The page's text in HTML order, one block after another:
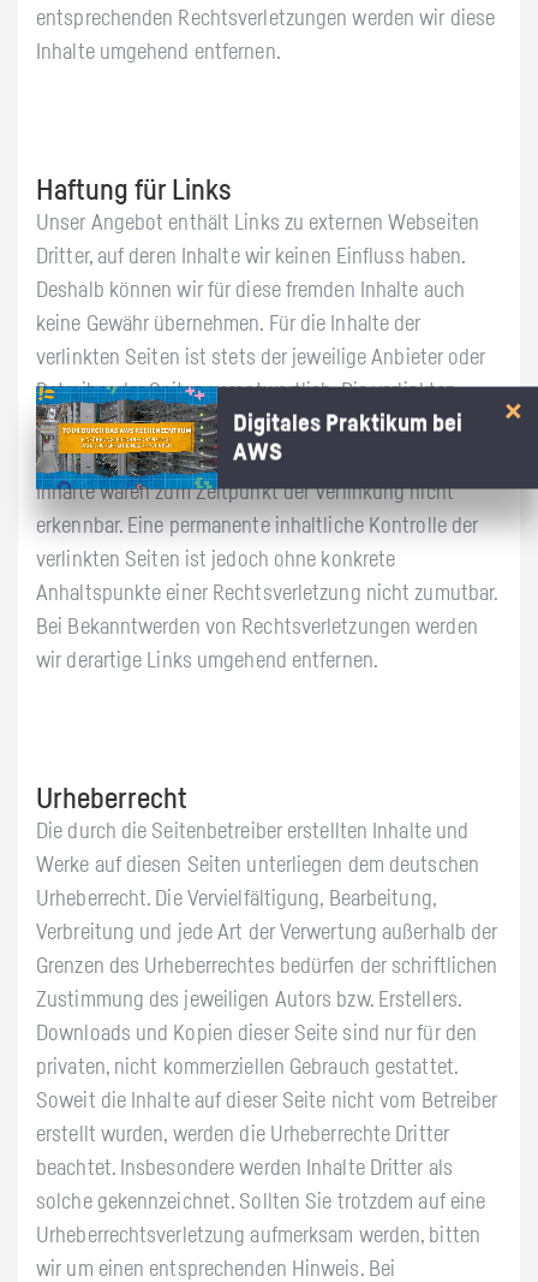
entsprechenden Rechtsverletzungen werden wir diese
Inhalte umgehend entfernen.
Haftung für Links
Unser Angebot enthält Links zu externen Webseiten
Dritter, auf deren Inhalte wir keinen Einfluss haben.
Deshalb können wir für diese fremden Inhalte auch
keine Gewähr übernehmen. Für die Inhalte der
verlinkten Seiten ist stets der jeweilige Anbieter oder
Betreiber der Seiten verantwortlich. Die verlinkten
Seiten wurden zum Zeitpunkt der Verlinkung auf
mögliche Rechtsverstöße überprüft. Rechtswidrige
Inhalte waren zum Zeitpunkt der Verlinkung nicht
erkennbar. Eine permanente inhaltliche Kontrolle der
verlinkten Seiten ist jedoch ohne konkrete
Anhaltspunkte einer Rechtsverletzung nicht zumutbar.
Bei Bekanntwerden von Rechtsverletzungen werden
wir derartige Links umgehend entfernen.
Urheberrecht
Die durch die Seitenbetreiber erstellten Inhalte und
Werke auf diesen Seiten unterliegen dem deutschen
Urheberrecht. Die Vervielfältigung, Bearbeitung,
Verbreitung und jede Art der Verwertung außerhalb der
Grenzen des Urheberrechtes bedürfen der schriftlichen
Zustimmung des jeweiligen Autors bzw. Erstellers.
Downloads und Kopien dieser Seite sind nur für den
privaten, nicht kommerziellen Gebrauch gestattet.
Soweit die Inhalte auf dieser Seite nicht vom Betreiber
erstellt wurden, werden die Urheberrechte Dritter
beachtet. Insbesondere werden Inhalte Dritter als
solche gekennzeichnet. Sollten Sie trotzdem auf eine
Urheberrechtsverletzung aufmerksam werden, bitten
wir um einen entsprechenden Hinweis. Bei
Digitales Praktikum bei
AWS